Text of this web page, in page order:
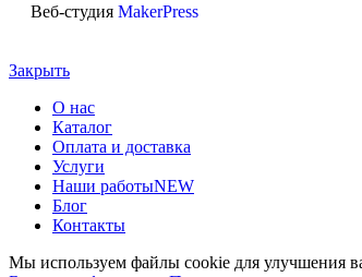
Веб-студия MakerPress
Закрыть
О нас
Каталог
Оплата и доставка
Услуги
Наши работыNEW
Блог
Контакты
Мы используем файлы cookie для улучшения